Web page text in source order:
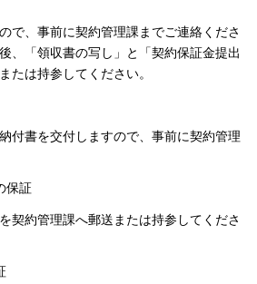
、事前に契約管理課までご連絡くださ
、「領収書の写し」と「契約保証金提出
たは持参してください。
書を交付しますので、事前に契約管理
保証
約管理課へ郵送または持参してくださ